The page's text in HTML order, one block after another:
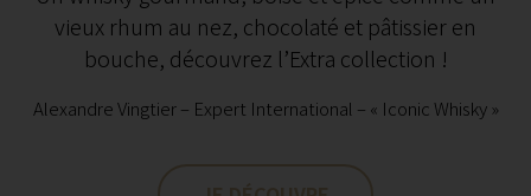
vieux rhum au nez, chocolaté et pâtissier en
bouche, découvrez l’Extra collection !
Alexandre Vingtier – Expert International – « Iconic Whisky »